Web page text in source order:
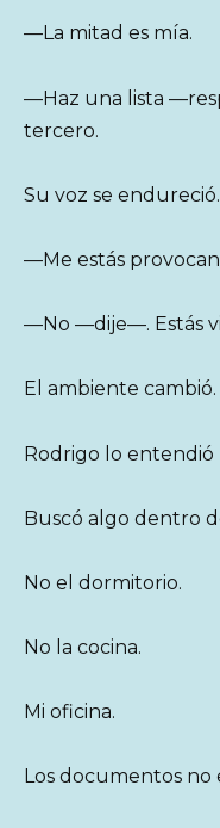
—La mitad es mía.
—Haz una lista
tercero.
Su voz se endureció.
—Me estás
—No —dije—. Estás
El ambiente cambió.
Rodrigo lo entendió
Buscó algo dentro
No el dormitorio.
No la cocina.
Mi oficina.
Los documentos no